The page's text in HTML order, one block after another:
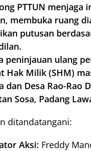
PTTUN menjaga
membuka ruang
putusan
peninjauan ulang
Hak Milik (SHM)
dan Desa Rao-Rao
Sosa, Padang
ditandatangani:
Aksi: Freddy